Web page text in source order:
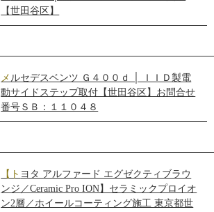
【世田谷区】
メルセデスベンツ Ｇ４００ｄ │ ＩＩＤ製電
動サイドステップ取付【世田谷区】お問合せ
番号ＳＢ：１１０４８
【トヨタ アルファード エグゼクティブラウ
ンジ／Ceramic Pro ION】セラミックプロイオ
ン2層／ホイールコーティング施工 東京都世